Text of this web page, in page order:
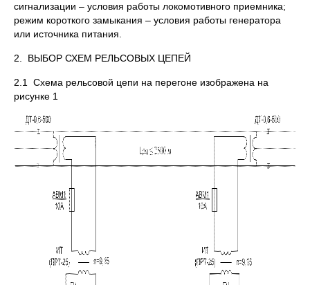
сигнализации – условия работы локомотивного приемника;
режим короткого замыкания – условия работы генератора
или источника питания.
2. ВЫБОР СХЕМ РЕЛЬСОВЫХ ЦЕПЕЙ
2.1 Схема рельсовой цепи на перегоне изображена на
рисунке 1